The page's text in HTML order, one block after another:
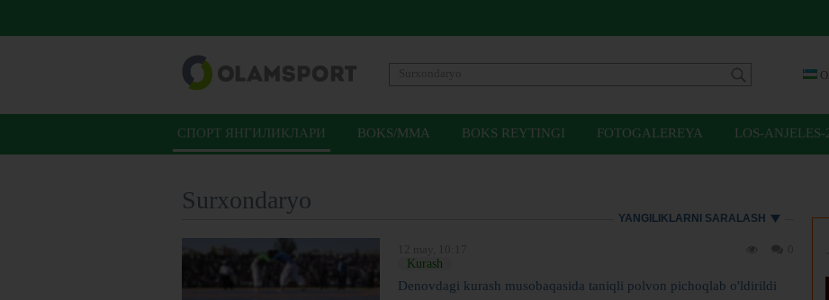
СПОРТ ЯНГИЛИКЛАРИ BOKS/MMA BOKS REYTINGI FOTOGALEREYA LOS-ANJELES-
Surxondaryo
YANGILIKLARNI SARALASH
Kurash
Denovdagi kurash musobaqasida taniqli polvon pichoqlab o'ldirildi